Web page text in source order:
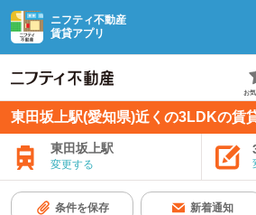
ニフティ不動産
賃貸アプリ
お
東田坂上駅(愛知県)近くの3LDKの賃
東田坂上駅
変更する
条件を保存 新着通知